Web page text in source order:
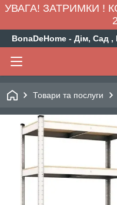
УВАГА! ЗАТРИМКИ !
BonaDeHome - Дім, Сад ,
Товари та послуги